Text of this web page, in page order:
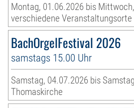
Montag, 01.06.2026 bis
verschiedene Veranstaltungsorte
BachOrgelFestival 2026
samstags 15.00 Uhr
Samstag, 04.07.2026 bis
Thomaskirche